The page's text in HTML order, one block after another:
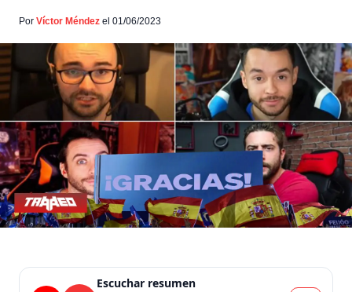
han vivido en otros países de Europa, los cuales
prefiere votar por políticos de derecha, la cual […]
Por Víctor Méndez el 01/06/2023
Escuchar resumen